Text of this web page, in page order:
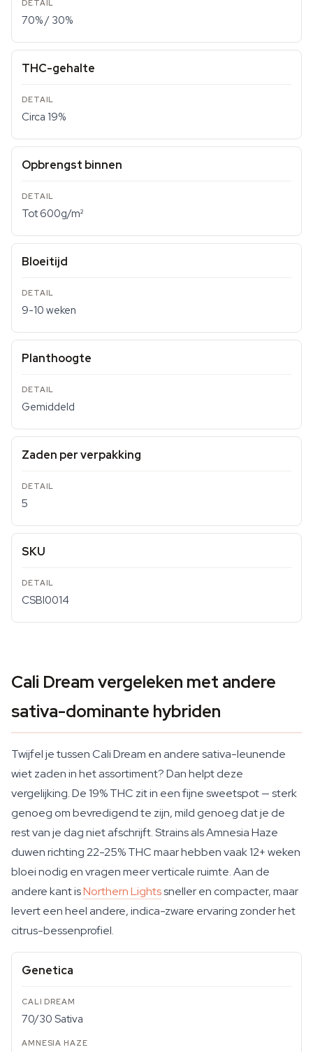
70% / 30%
THC-gehalte
Circa 19%
Opbrengst binnen
Tot 600g/m²
Bloeitijd
9-10 weken
Planthoogte
Gemiddeld
Zaden per verpakking
5
SKU
CSBI0014
Cali Dream vergeleken met andere
sativa-dominante hybriden
Twijfel je tussen Cali Dream en andere sativa-leunende
wiet zaden in het assortiment? Dan helpt deze
vergelijking. De 19% THC zit in een fijne sweetspot — sterk
genoeg om bevredigend te zijn, mild genoeg dat je de
rest van je dag niet afschrijft. Strains als Amnesia Haze
duwen richting 22-25% THC maar hebben vaak 12+ weken
bloei nodig en vragen meer verticale ruimte. Aan de
andere kant isNorthern Lightssneller en compacter, maar
levert een heel andere, indica-zware ervaring zonder het
citrus-bessenprofiel.
Genetica
70/30 Sativa